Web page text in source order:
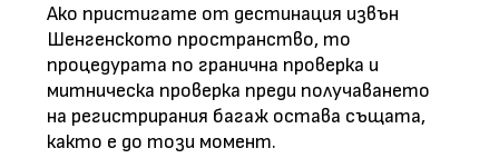
Ако пристигате от дестинация извън
Шенгенското пространство, то
процедурата по гранична проверка и
митническа проверка преди получаването
на регистрирания багаж остава същата,
както е до този момент.